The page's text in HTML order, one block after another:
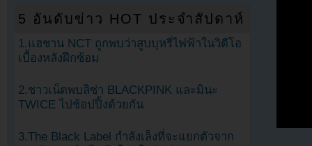
5 อันดับข่าว HOT ประจำสัปดาห์
1.แฮชาน NCT ถูกพบว่าสูบบุหรี่ไฟฟ้าในวิดีโอ
เบื้องหลังฝึกซ้อม
2.ชาวเน็ตพบลิซ่า BLACKPINK และมินะ
TWICE ไปช้อปปิ้งด้วยกัน
3.The Black Label กำลังเล็งที่จะแยกตัวจาก